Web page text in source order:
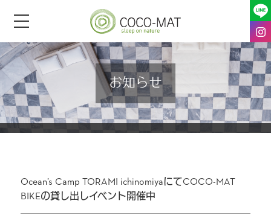
toggle
お知らせ
Ocean’s Camp TORAMI ichinomiyaにてCOCO-MAT
BIKEの貸し出しイベント開催中